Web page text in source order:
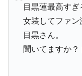
目黒蓮最高すぎ
女装してファン
目黒さん。
聞いてますか？